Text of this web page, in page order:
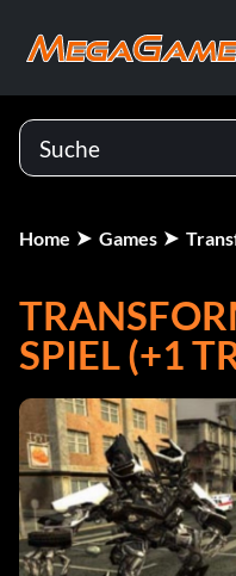
Home Games
SPIEL (+1